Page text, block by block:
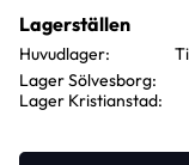
Lagerställen
Huvudlager
Lager Sölvesborg
Lager Kristianstad